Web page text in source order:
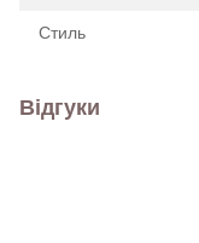
Стиль
Відгуки